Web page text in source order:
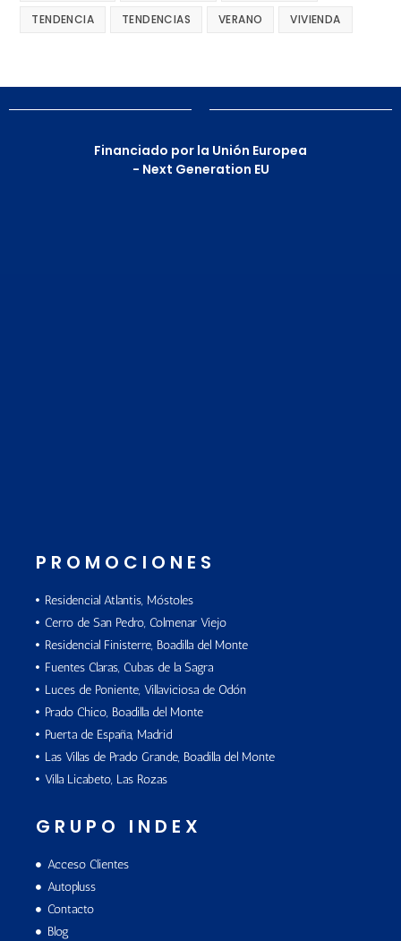
TENDENCIA TENDENCIAS VERANO VIVIENDA
Financiado por la Unión Europea
- Next Generation EU
PROMOCIONES
Residencial Atlantis, Móstoles
Cerro de San Pedro, Colmenar Viejo
Residencial Finisterre, Boadilla del Monte
Fuentes Claras, Cubas de la Sagra
Luces de Poniente, Villaviciosa de Odón
Prado Chico, Boadilla del Monte
Puerta de España, Madrid
Las Villas de Prado Grande, Boadilla del Monte
Villa Licabeto, Las Rozas
GRUPO INDEX
Acceso Clientes
Autopluss
Contacto
Blog